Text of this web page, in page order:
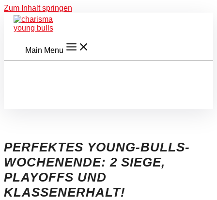
Zum Inhalt springen
Main Menu
PERFEKTES YOUNG-BULLS-
WOCHENENDE: 2 SIEGE,
PLAYOFFS UND
KLASSENERHALT!